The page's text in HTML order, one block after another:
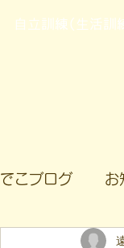
自立訓練(生活訓
でこブログ お